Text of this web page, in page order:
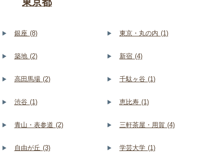
銀座 (8) 東京・丸の内 (1)
築地 (2) 新宿 (4)
高田馬場 (2) 千駄ヶ谷 (1)
渋谷 (1) 恵比寿 (1)
青山・表参道 (2) 三軒茶屋・用賀 (4)
自由が丘 (3) 学芸大学 (1)